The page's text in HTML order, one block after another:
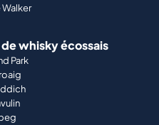
Walker
whisky écossais
Park